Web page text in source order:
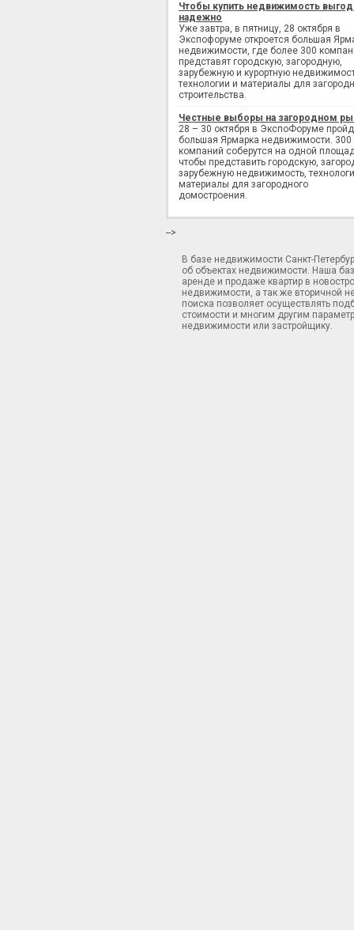
Чтобы купить недвижимость
надежно
Уже завтра, в пятницу, 28 октября в
Экспофоруме откроется большая
недвижимости, где более 300
представят городскую, загородную,
зарубежную и курортную
технологии и материалы для
строительства.
Честные выборы на загородном
28 – 30 октября в ЭкспоФоруме
большая Ярмарка недвижимости. 300
компаний соберутся на одной
чтобы представить городскую,
зарубежную недвижимость,
материалы для загородного
домостроения.
-->
В базе недвижимости Санкт-
об объектах недвижимости. Наша
аренде и продаже квартир в
недвижимости, а так же вторичной
поиска позволяет осуществлять
стоимости и многим другим
недвижимости или застройщику.